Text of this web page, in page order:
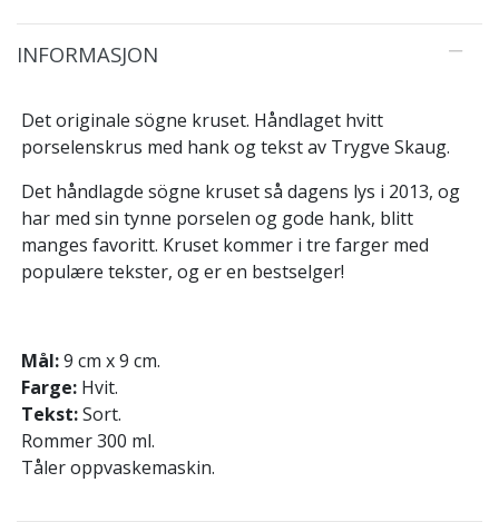
INFORMASJON
Det originale sögne kruset. Håndlaget hvitt
porselenskrus med hank og tekst av Trygve Skaug.
Det håndlagde sögne kruset så dagens lys i 2013, og
har med sin tynne porselen og gode hank, blitt
manges favoritt. Kruset kommer i tre farger med
populære tekster, og er en bestselger!
Mål:9 cm x 9 cm.
Farge: Hvit.
Tekst:Sort.
Rommer 300 ml.
Tåler oppvaskemaskin.